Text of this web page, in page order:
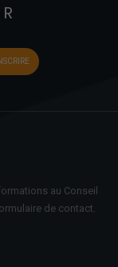
au Conseil
de contact.